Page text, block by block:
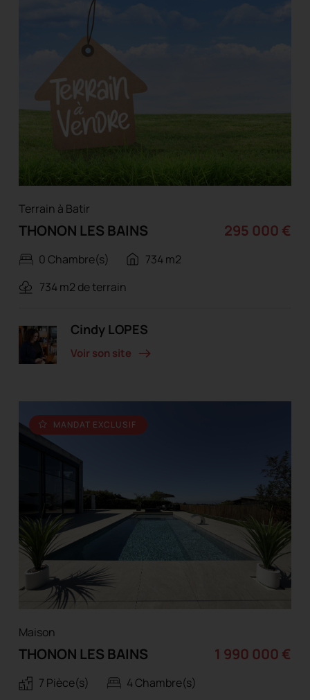
Terrain à Batir
THONON LES BAINS 295 000 €
0 Chambre(s)
734 m2
734 m2 de terrain
Cindy LOPES
Voir son site
MANDAT EXCLUSIF
Maison
THONON LES BAINS 1 990 000 €
7 Pièce(s)
4 Chambre(s)